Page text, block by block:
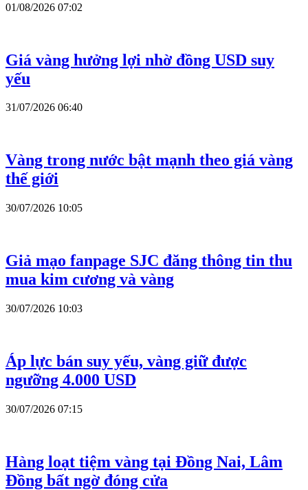
01/08/2026 07:02
Giá vàng hưởng lợi nhờ đồng USD suy
yếu
31/07/2026 06:40
Vàng trong nước bật mạnh theo giá vàng
thế giới
30/07/2026 10:05
Giả mạo fanpage SJC đăng thông tin thu
mua kim cương và vàng
30/07/2026 10:03
Áp lực bán suy yếu, vàng giữ được
ngưỡng 4.000 USD
30/07/2026 07:15
Hàng loạt tiệm vàng tại Đồng Nai, Lâm
Đồng bất ngờ đóng cửa